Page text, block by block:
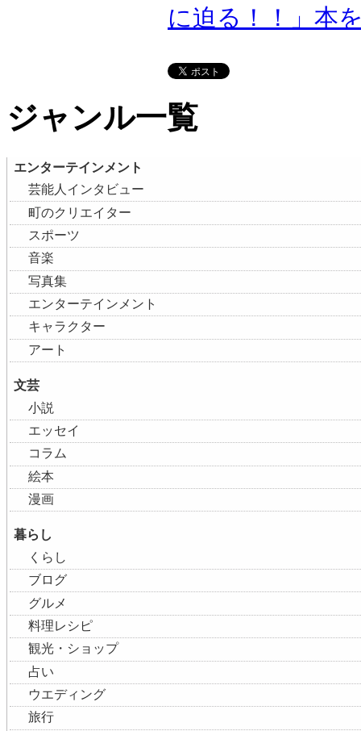
に迫る！！」本
ジャンル一覧
エンターテインメント
芸能人インタビュー
町のクリエイター
スポーツ
音楽
写真集
エンターテインメント
キャラクター
アート
文芸
小説
エッセイ
コラム
絵本
漫画
暮らし
くらし
ブログ
グルメ
料理レシピ
観光・ショップ
占い
ウエディング
旅行